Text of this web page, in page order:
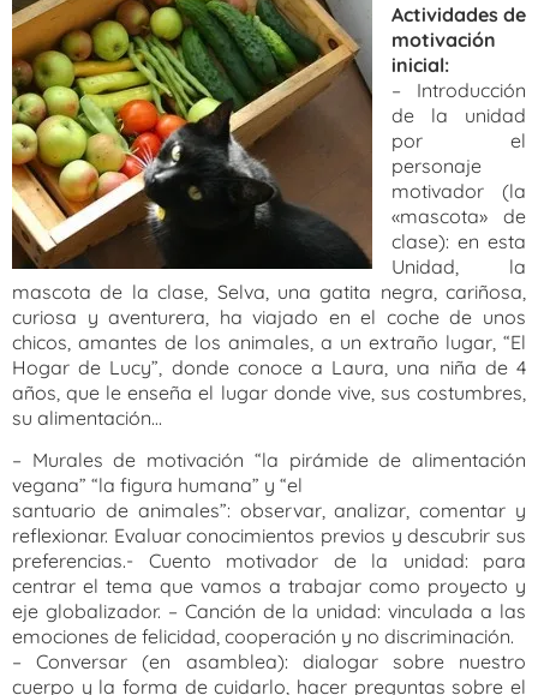
Actividades de
motivación
inicial:
– Introducción
de la unidad
por el
personaje
motivador (la
«mascota» de
clase): en esta
Unidad, la
mascota de la clase, Selva, una gatita negra, cariñosa,
curiosa y aventurera, ha viajado en el coche de unos
chicos, amantes de los animales, a un extraño lugar, “El
Hogar de Lucy”, donde conoce a Laura, una niña de 4
años, que le enseña el lugar donde vive, sus costumbres,
su alimentación…
– Murales de motivación “la pirámide de alimentación
vegana” “la figura humana” y “el
santuario de animales”: observar, analizar, comentar y
reflexionar. Evaluar conocimientos previos y descubrir sus
preferencias.- Cuento motivador de la unidad: para
centrar el tema que vamos a trabajar como proyecto y
eje globalizador. – Canción de la unidad: vinculada a las
emociones de felicidad, cooperación y no discriminación.
– Conversar (en asamblea): dialogar sobre nuestro
cuerpo y la forma de cuidarlo, hacer preguntas sobre el